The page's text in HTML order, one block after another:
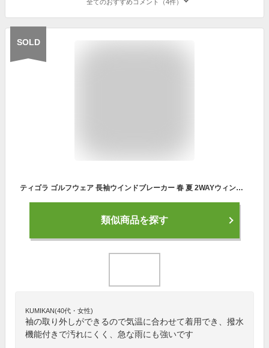
全てのおすすめコメント（4件）
SOLD
ティゴラ ゴルフウェア 長袖ウインドブレーカー 春 夏 2WAYウィンドジャケット (1130530012) 袖取り外し可能 撥水機能付き メンズ TIGORA
類似商品を探す
KUMIKAN(40代・女性)
袖の取り外しができるので気温に合わせて着用でき、撥水
機能付きで汚れにくく、急な雨にも強いです